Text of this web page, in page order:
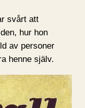
svårt att
hur hon
av personer
henne själv.